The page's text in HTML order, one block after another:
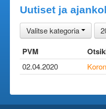
Uutiset ja
Valitse kategoria
PVM
02.04.2020